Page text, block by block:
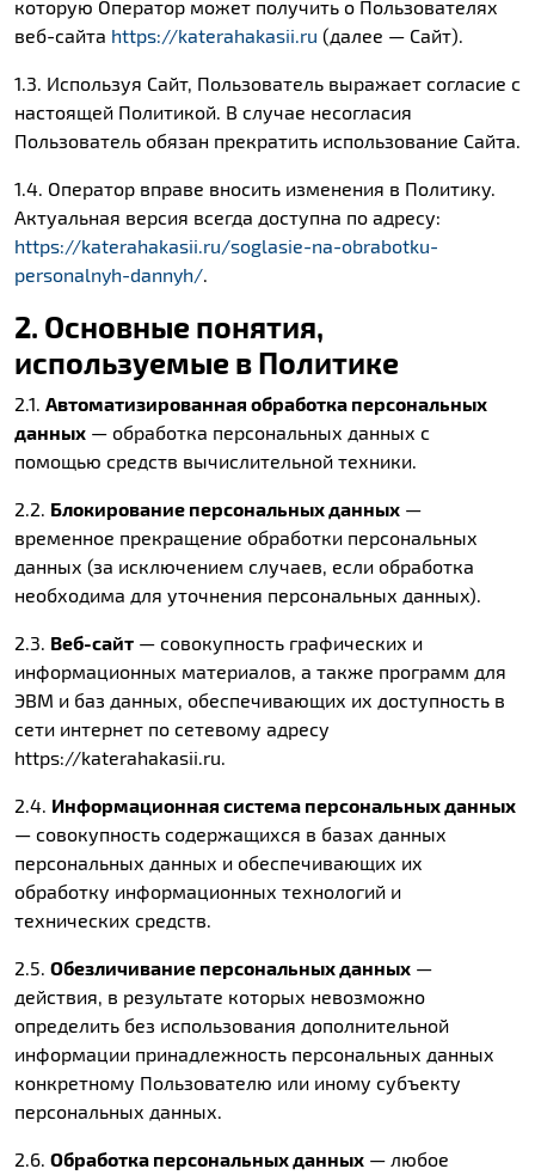
которую Оператор может получить о Пользователях
веб-сайта https://katerahakasii.ru (далее — Сайт).
1.3. Используя Сайт, Пользователь выражает согласие с
настоящей Политикой. В случае несогласия
Пользователь обязан прекратить использование Сайта.
1.4. Оператор вправе вносить изменения в Политику.
Актуальная версия всегда доступна по адресу:
https://katerahakasii.ru/soglasie-na-obrabotku-
personalnyh-dannyh/.
2. Основные понятия,
используемые в Политике
2.1. Автоматизированная обработка персональных
данных — обработка персональных данных с
помощью средств вычислительной техники.
2.2. Блокирование персональных данных —
временное прекращение обработки персональных
данных (за исключением случаев, если обработка
необходима для уточнения персональных данных).
2.3. Веб-сайт — совокупность графических и
информационных материалов, а также программ для
ЭВМ и баз данных, обеспечивающих их доступность в
сети интернет по сетевому адресу
https://katerahakasii.ru.
2.4. Информационная система персональных данных
— совокупность содержащихся в базах данных
персональных данных и обеспечивающих их
обработку информационных технологий и
технических средств.
2.5. Обезличивание персональных данных —
действия, в результате которых невозможно
определить без использования дополнительной
информации принадлежность персональных данных
конкретному Пользователю или иному субъекту
персональных данных.
2.6. Обработка персональных данных — любое